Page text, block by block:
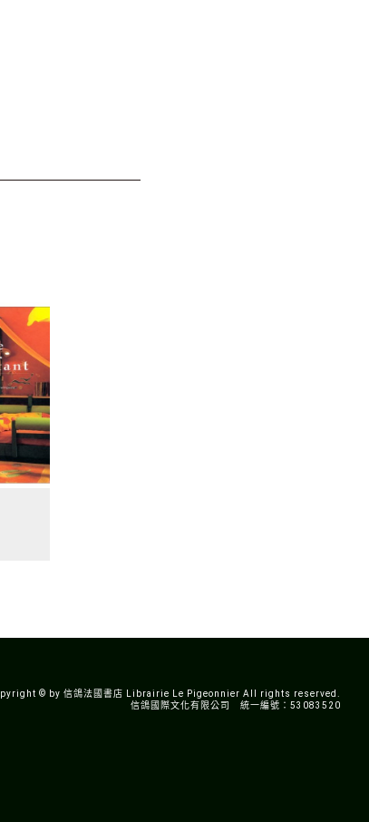
© by 信鴿法國書店 Librairie Le Pigeonnier All rights reserved.
信鴿國際文化有限公司 統一編號：53083520